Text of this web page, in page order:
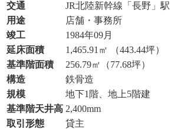
交通
JR北陸新幹線「長野」
用途
店舗・事務所
竣工
1984年09月
延床面積
1,465.91㎡ （443.44坪）
基準階面積
256.79㎡（77.68坪）
構造
鉄骨造
規模
地下1階、地上5階建
基準階天井高 2,400mm
取引形態
貸主